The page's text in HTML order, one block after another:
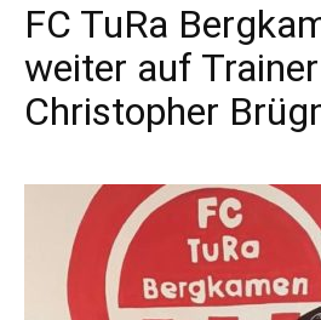
FC TuRa
weiter auf Trainer
Christopher